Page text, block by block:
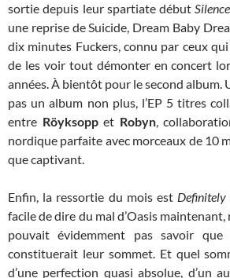
sortie depuis leur spartiate début
une reprise de Suicide, Dream Baby
dix minutes Fuckers, connu par ceux
de les voir tout démonter en concert
années. À bientôt pour le second album.
pas un album non plus, l’EP 5 titres
entre Röyksoppet Robyn,
nordique parfaite avec morceaux de 10
que captivant.
Enfin, la ressortie du mois est Definitely
facile de dire du mal d’Oasis maintenant,
pouvait évidemment pas savoir
constituerait leur sommet. Et quel
d’une perfection quasi absolue, d’un